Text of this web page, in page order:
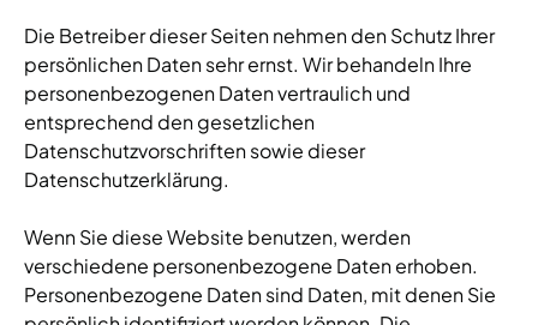
Die Betreiber dieser Seiten nehmen den Schutz Ihrer
persönlichen Daten sehr ernst. Wir behandeln Ihre
personenbezogenen Daten vertraulich und
entsprechend den gesetzlichen
Datenschutzvorschriften sowie dieser
Datenschutzerklärung.
Wenn Sie diese Website benutzen, werden
verschiedene personenbezogene Daten erhoben.
Personenbezogene Daten sind Daten, mit denen Sie